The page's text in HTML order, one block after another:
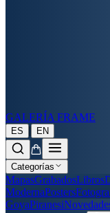
GALERÍA FRAME
ES | EN
Categorías
MapasGrabadosLibros
ModernaPosters
GoyaPiranesi